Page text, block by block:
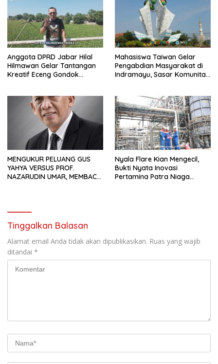
Anggota DPRD Jabar Hilal
Hilmawan Gelar Tantangan
Kreatif Eceng Gondok
Mahasiswa Taiwan Gelar
Pengabdian Masyarakat di
Indramayu, Sasar Komunitas
MENGUKUR PELUANG GUS
YAHYA VERSUS PROF.
NAZARUDIN UMAR, MEMBACA
Nyala Flare Kian Mengecil,
Bukti Nyata Inovasi
Pertamina Patra Niaga
Tinggalkan Balasan
Alamat email Anda tidak akan dipublikasikan. Ruas yang wajib
ditandai *